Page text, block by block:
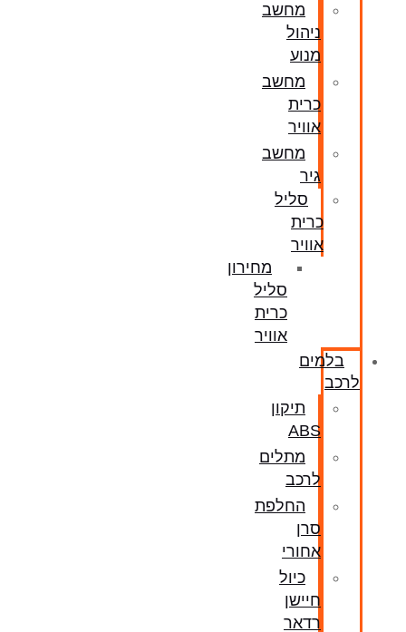
מחשב
ניהול
מנוע
מחשב
כרית
אוויר
מחשב
גיר
סליל
כרית
אוויר
מחירון
סליל
כרית
אוויר
בלמים
לרכב
תיקון
ABS
מתלים
לרכב
החלפת
סרן
אחורי
כיול
חיישן
רדאר